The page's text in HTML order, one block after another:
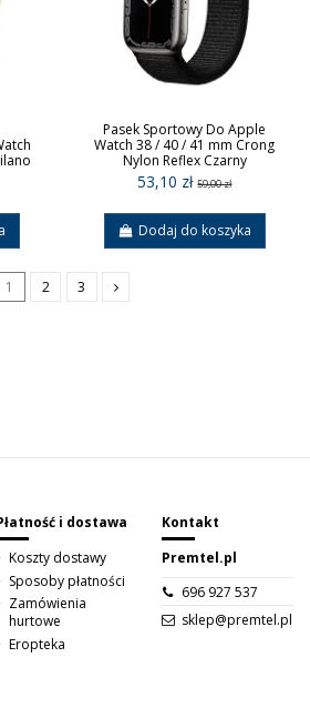
Pasek Sportowy Do Apple
Watch 38 / 40 / 41 mm Crong
Nylon Reflex Czarny
53,10 zł59,00 zł
Dodaj do koszyka
1 2 3
i dostawa
Koszty dostawy
Sposoby płatności
Zamówienia
hurtowe
Eropteka
Kontakt
Premtel.pl
696 927 537
sklep@premtel.pl